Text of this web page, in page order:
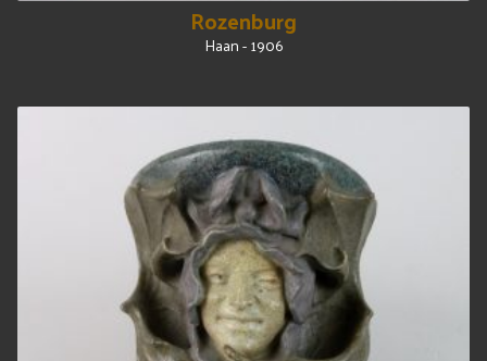
Rozenburg
Haan - 1906